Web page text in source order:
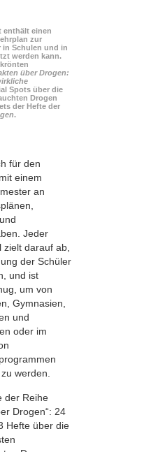
enthält einen
zur
in Schulen und in
werden kann.
über Drogen:
Spots über die
Drogen
der Hefte der
.
für den
einem
an
Jeder
zielt darauf ab,
der Schüler
und ist
um von
Gymnasien,
und
oder im
werden.
der Reihe
Drogen“: 24
Hefte über die